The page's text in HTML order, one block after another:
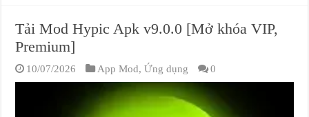
Tải Mod Hypic Apk v9.0.0 [Mở khóa VIP,
Premium]
10/07/2026 App Mod,Ứng dụng 0